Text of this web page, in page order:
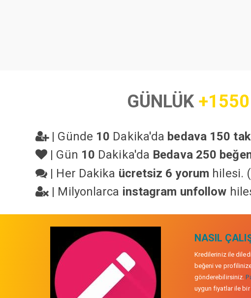
GÜNLÜK +1550
| Günde 10 Dakika'da bedava 150
| Gün 10 Dakika'da Bedava 250
| Her Dakika ücretsiz 6 yorum hilesi.
| Milyonlarca instagram unfollow
NASIL
Kredileriniz ile
beğeni ve
gönderebilirsiniz.
uygun fiyatlar ile